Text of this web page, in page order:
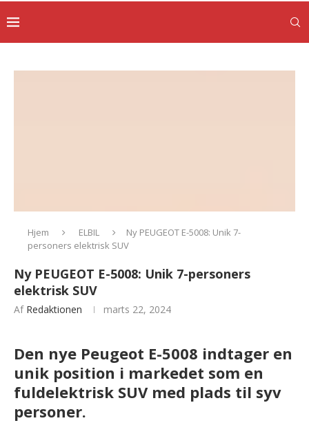
Hjem ELBIL
Ny PEUGEOT E-5008: Unik 7-
personers elektrisk SUV
Ny PEUGEOT E-5008: Unik 7-personers
elektrisk SUV
Af Redaktionen marts 22, 2024
Den nye Peugeot E-5008 indtager en
unik position i markedet som en
fuldelektrisk SUV med plads til syv
personer.